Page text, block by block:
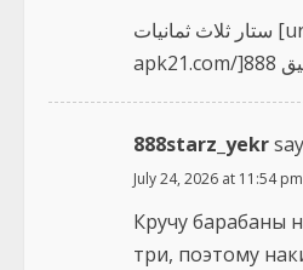
ستار ثلاث ثمانيات [url=https://888starz-
888starz_yekr
July 24, 2026 at 11:54 pm
Кручу барабаны
три, поэтому